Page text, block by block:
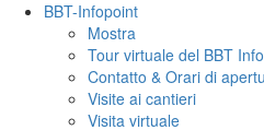
BBT-Infopoint
Mostra
Tour virtuale del BBT
Contatto & Orari di
Visite ai cantieri
Visita virtuale